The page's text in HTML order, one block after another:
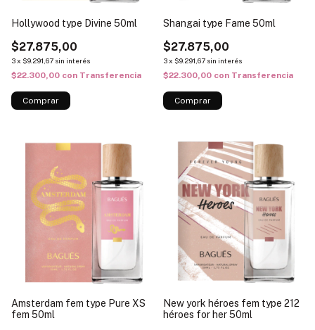
Hollywood type Divine 50ml
$27.875,00
3x $9.291,67 sin interés
$22.300,00 con Transferencia
Shangai type Fame 50ml
$27.875,00
3x $9.291,67 sin interés
$22.300,00 con Transferencia
Amsterdam fem type Pure XS
fem 50ml
New york héroes fem type 212
héroes for her 50ml